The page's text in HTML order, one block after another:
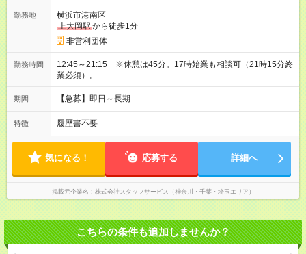
勤務地
横浜市港南区
上大岡駅から徒歩1分
非営利団体
勤務時間
12:45～21:15 ※休憩は45分。17時始業も相談可（21時15分終
業必須）。
期間 【急募】即日～長期
特徴 履歴書不要
気になる！ 応募する 詳細へ
掲載元企業名 株式会社スタッフサービス（神奈川・千葉・埼玉エリア）
こちらの条件も追加しませんか？